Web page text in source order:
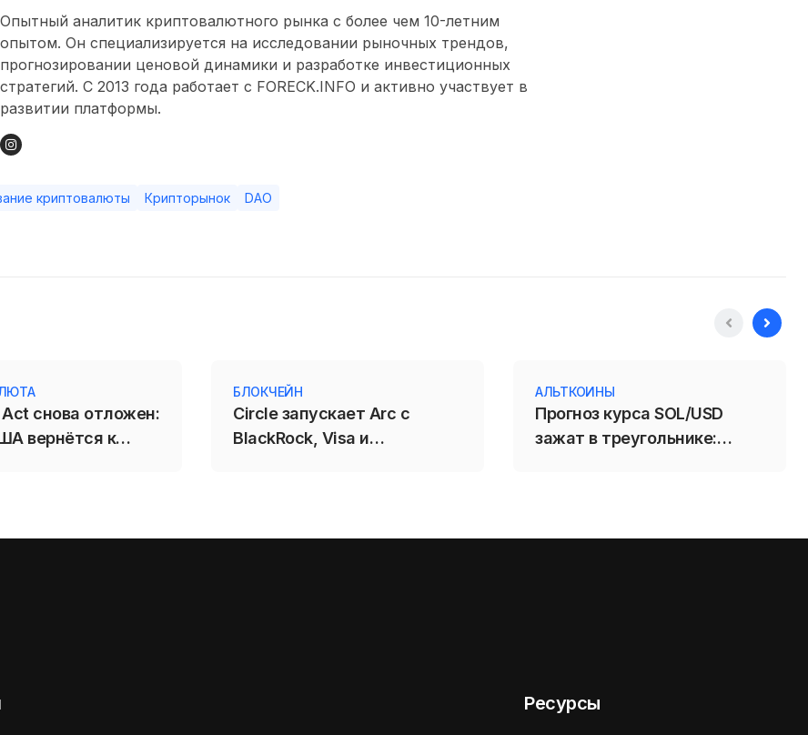
Опытный аналитик криптовалютного рынка с более чем 10-летним
опытом. Он специализируется на исследовании рыночных трендов,
прогнозировании ценовой динамики и разработке инвестиционных
стратегий. С 2013 года работает с FORECK.INFO и активно участвует в
развитии платформы.
криптовалюты Крипторынок DAO
Act снова отложен:
вернётся к
БЛОКЧЕЙН
Circle запускает Arc с
BlackRock, Visa и
АЛЬТКОИНЫ
Прогноз курса SOL/USD
зажат в треугольнике:
Ресурсы